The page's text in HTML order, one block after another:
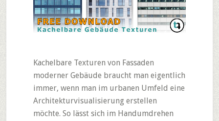
Kachelbare Texturen von Fassaden
moderner Gebäude braucht man eigentlich
immer, wenn man im urbanen Umfeld eine
Architekturvisualisierung erstellen
möchte. So lässt sich im Handumdrehen